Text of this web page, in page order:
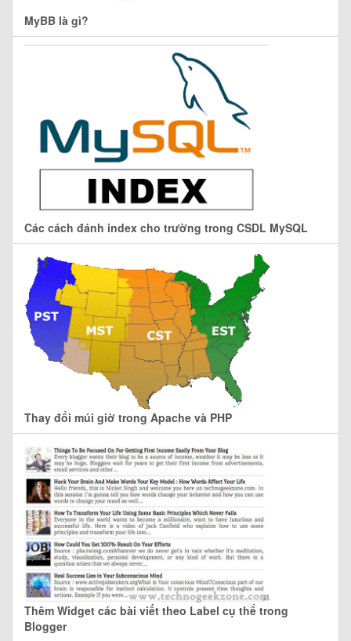
MyBB là gì?
Các cách đánh index cho trường trong CSDL MySQL
Thay đổi múi giờ trong Apache và PHP
Thêm Widget các bài viết theo Label cụ thể trong
Blogger